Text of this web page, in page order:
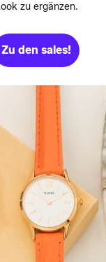
zu ergänzen.
Zu den sales!